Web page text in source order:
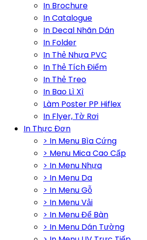
In Brochure
In Catalogue
In Decal Nhãn Dán
In Folder
In Thẻ Nhựa PVC
In Thẻ Tích Điểm
In Thẻ Treo
In Bao Lì Xì
Làm Poster PP Hiflex
In Flyer, Tờ Rơi
In Thực Đơn
> In Menu Bìa Cứng
> Menu Mica Cao Cấp
> In Menu Nhựa
> In Menu Da
> In Menu Gỗ
> In Menu Vải
> In Menu Để Bàn
> In Menu Dán Tường